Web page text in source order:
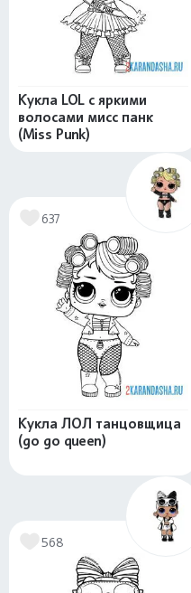
Кукла LOL с яркими
волосами мисс панк
(Miss Punk)
637
Кукла ЛОЛ танцовщица
(go go queen)
568